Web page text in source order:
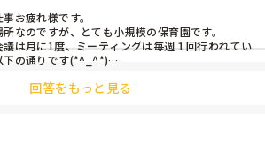
お疲れ様です。
なのですが、とても小規模の保育園です。
は月に1度、ミーティングは毎週１回行われてい
下の通りです(*^_^*)
連絡事項
ば報告
回答をもっと見る